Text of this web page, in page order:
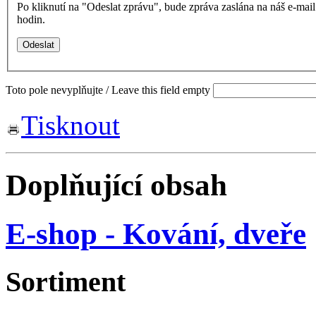
Po kliknutí na "Odeslat zprávu", bude zpráva zaslána na náš e-
hodin.
Toto pole nevyplňujte / Leave this field empty
Tisknout
Doplňující obsah
E-shop - Kování, dveře
Sortiment